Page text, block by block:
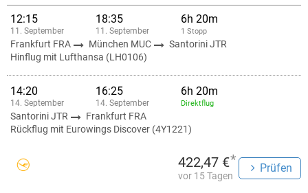
12:15
11. September
18:35
11. September
6h 20m
1 Stopp
Frankfurt FRA München MUC
Santorini JTR
Hinflug mit Lufthansa (LH0106)
14:20
14. September
16:25
14. September
6h 20m
Direktflug
Santorini JTR
Frankfurt FRA
Rückflug mit Eurowings Discover (4Y1221)
422,47 €*
vor 15 Tagen
Prüfen